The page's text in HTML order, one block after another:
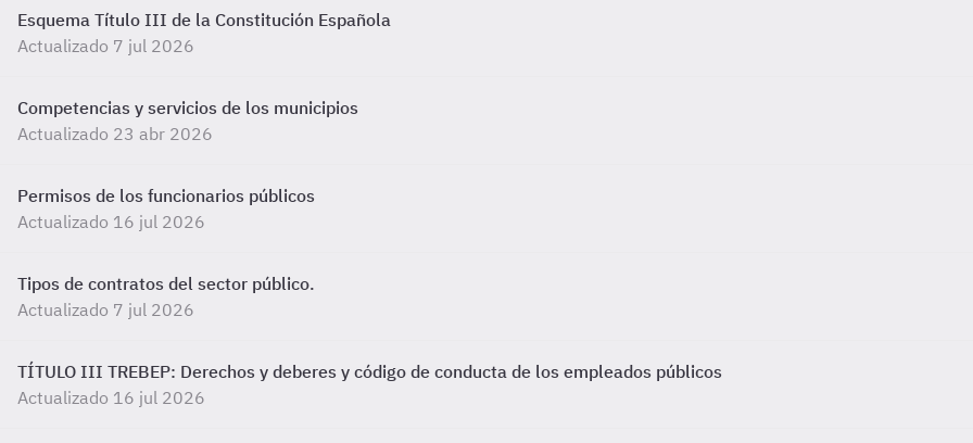
Esquema Título III de la Constitución Española
Actualizado 7 jul 2026
Competencias y servicios de los municipios
Actualizado 23 abr 2026
Permisos de los funcionarios públicos
Actualizado 16 jul 2026
Tipos de contratos del sector público.
Actualizado 7 jul 2026
TÍTULO III TREBEP: Derechos y deberes y código de conducta de los empleados públicos
Actualizado 16 jul 2026